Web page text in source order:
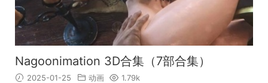
Nagoonimation 3D合集（7部合集）
2025-01-25 动画 1.79k